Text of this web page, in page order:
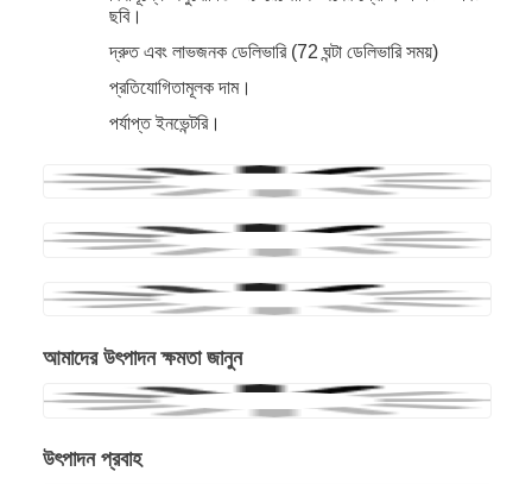
ছবি।
দ্রুত এবং লাভজনক ডেলিভারি (72 ঘন্টা ডেলিভারি সময়)
প্রতিযোগিতামূলক দাম।
পর্যাপ্ত ইনভেন্টরি।
আমাদের উৎপাদন ক্ষমতা জানুন
উৎপাদন প্রবাহ